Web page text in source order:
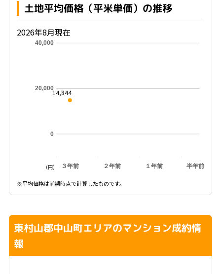
土地平均価格（平米単価）の推移
2026年8月現在
３年前 ２年前 １年前 半年前
0
20,000
40,000
14,844
(円)
※平均価格は前期時点で計算したものです。
東村山郡中山町エリアのマンション成約情
報